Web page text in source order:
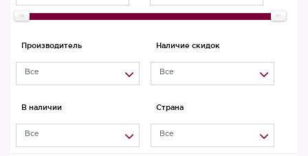
Производитель
Все
Наличие скидок
Все
В наличии
Все
Страна
Все